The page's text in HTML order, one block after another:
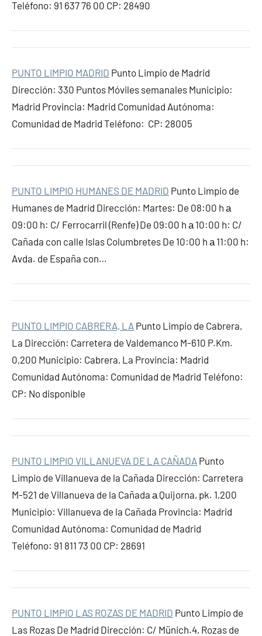
Teléfono: 91 637 76 00 CP: 28490
PUNTO LIMPIO MADRID Punto Limpio de Madrid
Dirección: 330 Puntos Móviles semanales Municipio:
Madrid Provincia: Madrid Comunidad Autónoma:
Comunidad de Madrid Teléfono: CP: 28005
PUNTO LIMPIO HUMANES DE MADRID Punto Limpio de
Humanes de Madrid Dirección: Martes: De 08:00 h а
09:00 h: C/ Ferrocarril (Renfe) De 09:00 h а 10:00 h: C/
Cañada con calle Islas Columbretes De 10:00 h а 11:00 h:
Avda. de España con…
PUNTO LIMPIO CABRERA, LA Punto Limpio de Cabrera,
La Dirección: Carretera de Valdemanco M-610 P.Km.
0,200 Municipio: Cabrera, La Provincia: Madrid
Comunidad Autónoma: Comunidad de Madrid Teléfono:
CP: No disponible
PUNTO LIMPIO VILLANUEVA DE LA CAÑADA Punto
Limpio de Villanueva de la Cañada Dirección: Carretera
M-521 de Villanueva de la Cañada а Quijorna, pk. 1,200
Municipio: Villanueva de la Cañada Provincia: Madrid
Comunidad Autónoma: Comunidad de Madrid
Teléfono: 91 811 73 00 CP: 28691
PUNTO LIMPIO LAS ROZAS DE MADRID Punto Limpio de
Las Rozas De Madrid Dirección: C/ Münich.4, Rozas de